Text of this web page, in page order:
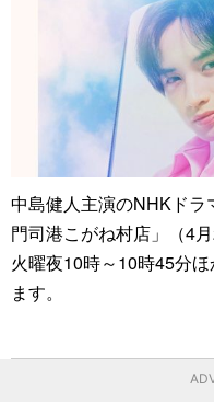
中島健人主演のNHKド
門司港こがね村店」（4
火曜夜10時～10時45分
ます。